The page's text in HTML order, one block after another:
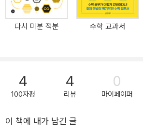
로 미래를 예측하고 함수와 그래프로 금융
우리 생활과 굉장히 밀접해 있습니다. 고등학
다고 치부해 왔던 수학을 결국 다시 마주하
것도 사실입니다. 이 책은 중고등학교 교과
개념 위주로만 골라 담았습니다. 헷갈리는
한눈에 알아보기 쉽게 정리해서 수학에 자신
르게 학습할 수 있습니다. 또한, 왜 이 공식에
다시 미분 적분 수학 교과서
4
100자평
4
리뷰
0
마이페이퍼
이 책에 내가 남긴 글